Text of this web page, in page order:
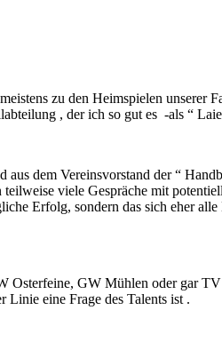
zu den Heimspielen unserer
, der ich so gut es -als “
dem Vereinsvorstand der “
viele Gespräche mit
Erfolg, sondern das sich eher
Osterfeine, GW Mühlen oder gar
Linie eine Frage des Talents ist .